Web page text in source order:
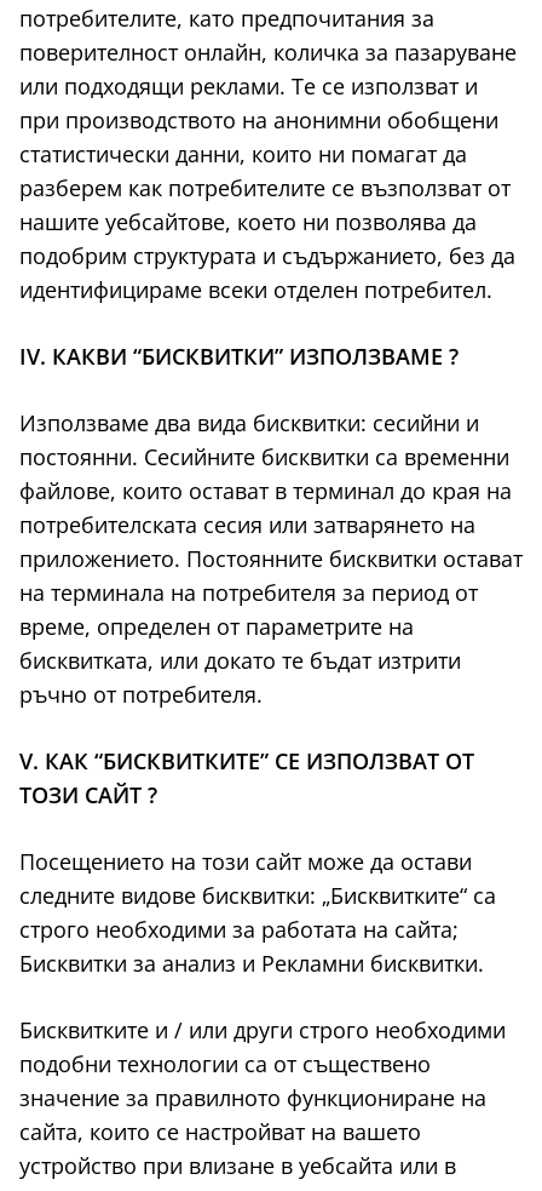
потребителите, като предпочитания за
поверителност онлайн, количка за пазаруване
или подходящи реклами. Те се използват и
при производството на анонимни обобщени
статистически данни, които ни помагат да
разберем как потребителите се възползват от
нашите уебсайтове, което ни позволява да
подобрим структурата и съдържанието, без да
идентифицираме всеки отделен потребител.
IV. КАКВИ “БИСКВИТКИ” ИЗПОЛЗВАМЕ ?
Използваме два вида бисквитки: сесийни и
постоянни. Сесийните бисквитки са временни
файлове, които остават в терминал до края на
потребителската сесия или затварянето на
приложението. Постоянните бисквитки остават
на терминала на потребителя за период от
време, определен от параметрите на
бисквитката, или докато те бъдат изтрити
ръчно от потребителя.
V. КАК “БИСКВИТКИТЕ” СЕ ИЗПОЛЗВАТ ОТ
ТОЗИ САЙТ ?
Посещението на този сайт може да остави
следните видове бисквитки: „Бисквитките“ са
строго необходими за работата на сайта;
Бисквитки за анализ и Рекламни бисквитки.
Бисквитките и / или други строго необходими
подобни технологии са от съществено
значение за правилното функциониране на
сайта, които се настройват на вашето
устройство при влизане в уебсайта или в